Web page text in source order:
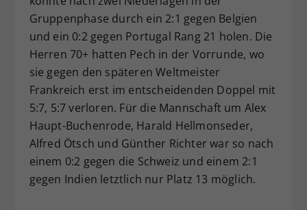
Gruppenphase durch ein 2:1 gegen Belgien
und ein 0:2 gegen Portugal Rang 21 holen. Die
Herren 70+ hatten Pech in der Vorrunde, wo
sie gegen den späteren Weltmeister
Frankreich erst im entscheidenden Doppel mit
5:7, 5:7 verloren. Für die Mannschaft um Alex
Haupt-Buchenrode, Harald Hellmonseder,
Alfred Ötsch und Günther Richter war so nach
einem 0:2 gegen die Schweiz und einem 2:1
gegen Indien letztlich nur Platz 13 möglich.